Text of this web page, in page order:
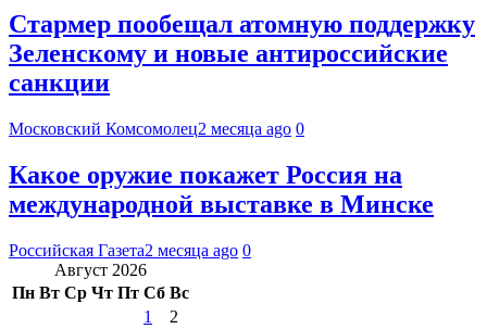
Стармер пообещал атомную поддержку
Зеленскому и новые антироссийские
санкции
Московский Комсомолец2 месяца ago 0
Какое оружие покажет Россия на
международной выставке в Минске
Российская Газета2 месяца ago 0
Август 2026
Пн Вт Ср Чт Пт Сб Вс
1
2